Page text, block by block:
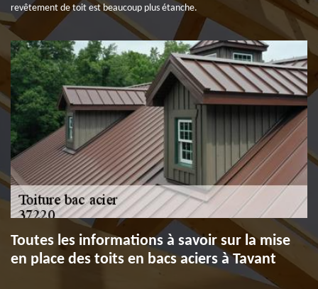
revêtement de toit est beaucoup plus étanche.
Toutes les informations à savoir sur la mise
en place des toits en bacs aciers à Tavant